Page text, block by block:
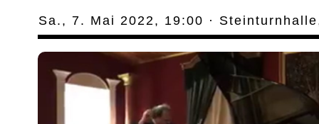
Sa., 7. Mai 2022, 19:00 ·